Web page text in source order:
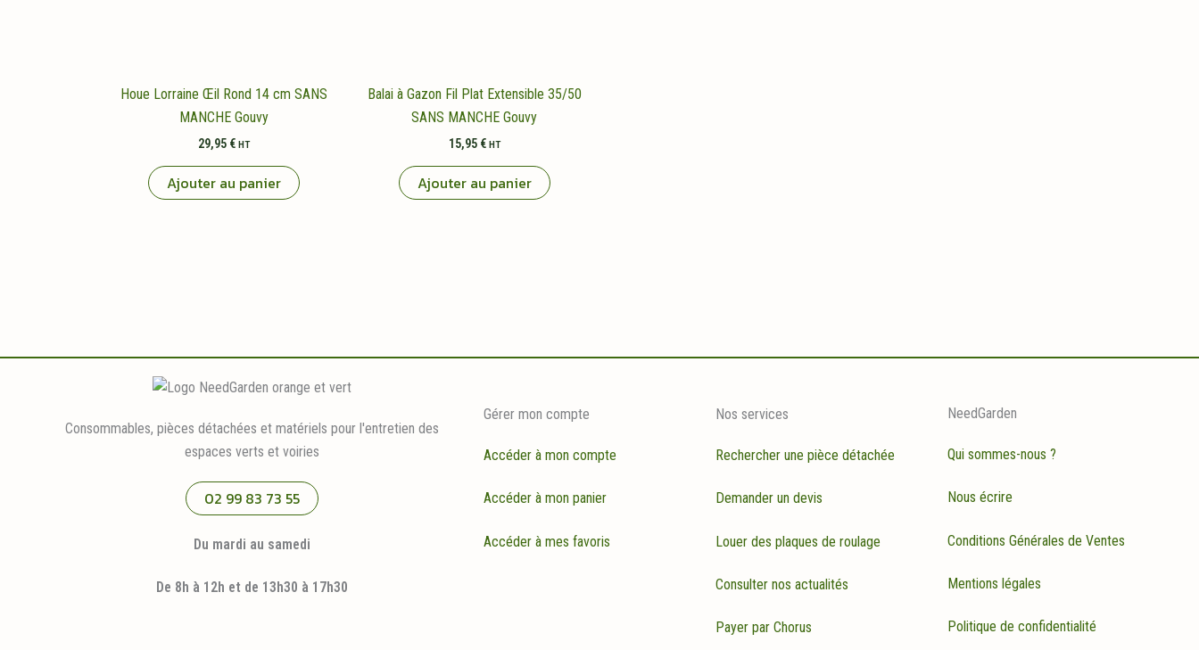
Houe Lorraine Œil Rond 14 cm SANS
MANCHE Gouvy
29,95 € HT
Ajouter au panier
Balai à Gazon Fil Plat Extensible 35/50
SANS MANCHE Gouvy
15,95 € HT
Ajouter au panier
Consommables, pièces détachées et matériels pour l'entretien des
espaces verts et voiries
02 99 83 73 55
Du mardi au samedi
De 8h à 12h et de 13h30 à 17h30
Gérer mon compte
Accéder à mon compte
Accéder à mon panier
Accéder à mes favoris
Nos services
Rechercher une pièce détachée
Demander un devis
Louer des plaques de roulage
Consulter nos actualités
Payer par Chorus
NeedGarden
Qui sommes-nous ?
Nous écrire
Conditions Générales de Ventes
Mentions légales
Politique de confidentialité